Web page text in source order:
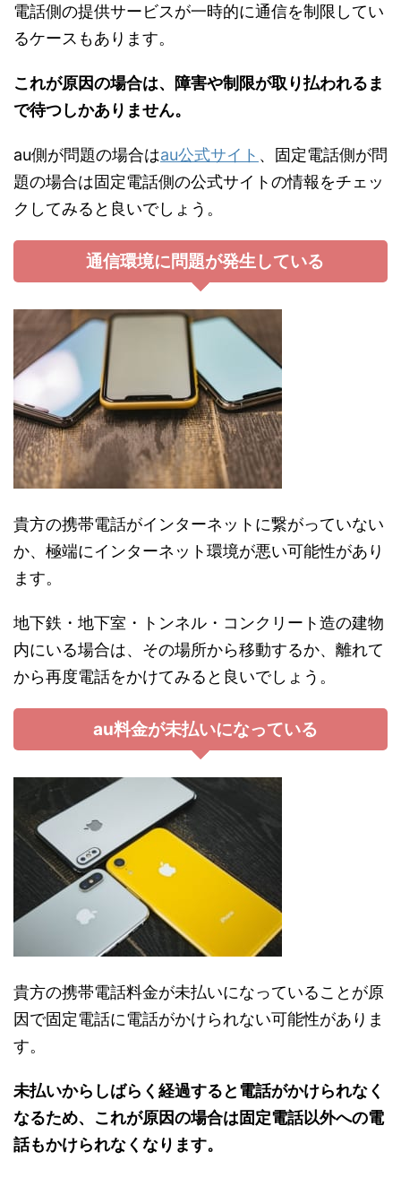
電話側の提供サービスが一時的に通信を制限してい
るケースもあります。
これが原因の場合は、障害や制限が取り払われるま
で待つしかありません。
au側が問題の場合はau公式サイト 、固定電話側が問
題の場合は固定電話側の公式サイトの情報をチェッ
クしてみると良いでしょう。
通信環境に問題が発生している
貴方の携帯電話がインターネットに繋がっていない
か、極端にインターネット環境が悪い可能性があり
ます。
地下鉄・地下室・トンネル・コンクリート造の建物
内にいる場合は、その場所から移動するか、離れて
から再度電話をかけてみると良いでしょう。
au料金が未払いになっている
貴方の携帯電話料金が未払いになっていることが原
因で固定電話に電話がかけられない可能性がありま
す。
未払いからしばらく経過すると電話がかけられなく
なるため、これが原因の場合は固定電話以外への電
話もかけられなくなります。